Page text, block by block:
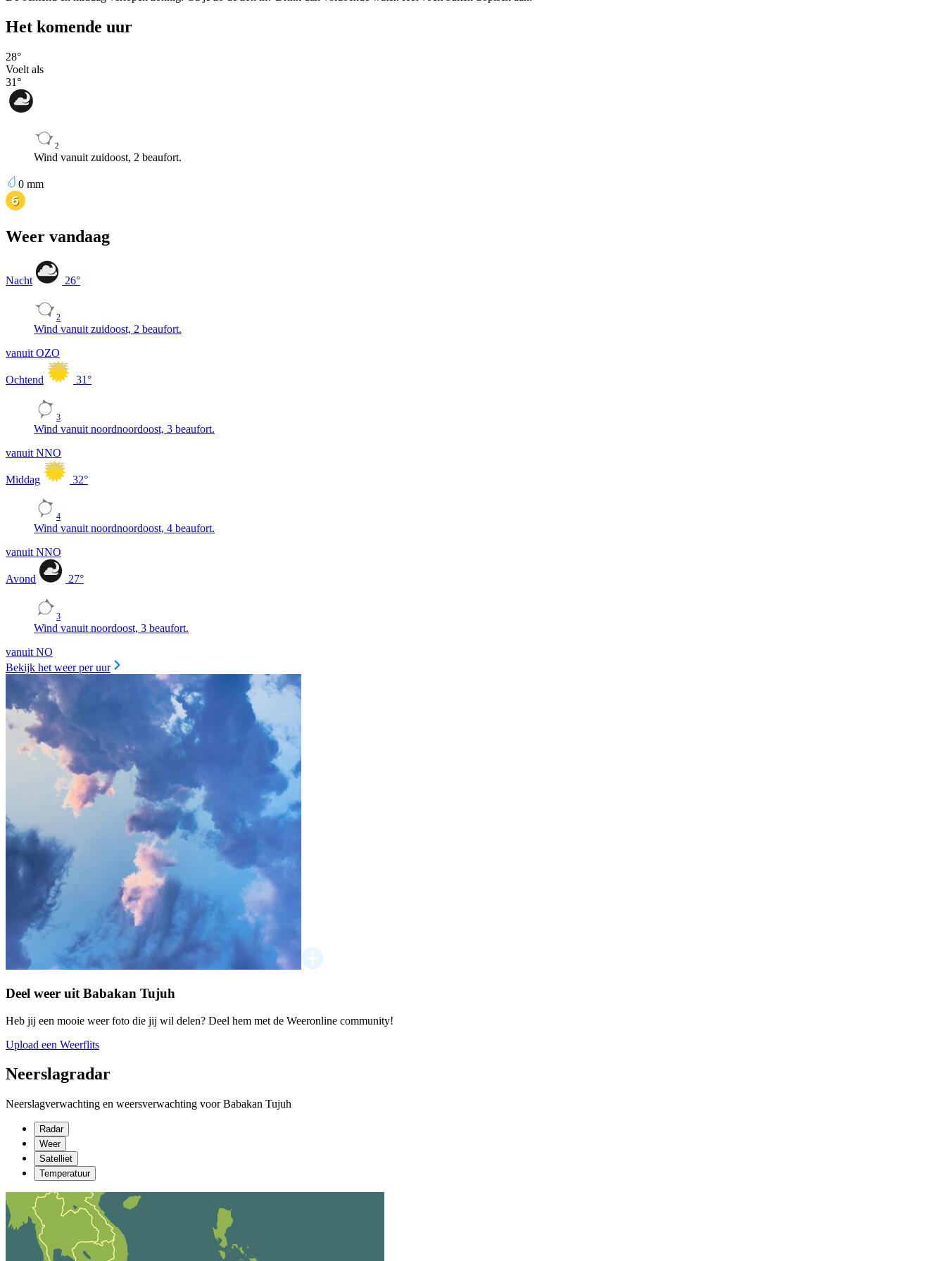
Het komende uur
28°
Voelt als
31°
2
Wind vanuit zuidoost, 2 beaufort.
0 mm
Weer vandaag
Nacht 26°
2
Wind vanuit zuidoost, 2 beaufort.
vanuit OZO
Ochtend 31°
3
Wind vanuit noordnoordoost, 3 beaufort.
vanuit NNO
Middag 32°
4
Wind vanuit noordnoordoost, 4 beaufort.
vanuit NNO
Avond 27°
3
Wind vanuit noordoost, 3 beaufort.
vanuit NO
Bekijk het weer per uur
Deel weer uit Babakan Tujuh
Heb jij een mooie weer foto die jij wil delen? Deel hem met de Weeronline community!
Upload een Weerflits
Neerslagradar
Neerslagverwachting en weersverwachting voor Babakan Tujuh
Radar
Weer
Satelliet
Temperatuur